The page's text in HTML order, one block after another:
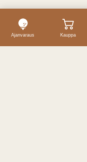
Ajanvaraus Kauppa